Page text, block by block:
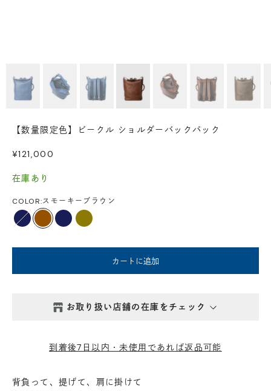
【数量限定色】ビークル ショルダーバックパック
セール価格
¥121,000
在庫あり
COLOR:スモーキーブラウン
ブルースモーキーブラウン
ダークインディゴ
ヴィンテージオリーブ
カートに追加
お取り扱い店舗の在庫をチェック
到着後7日以内・未使用であれば返品可能
背負って、提げて、肩に掛けて